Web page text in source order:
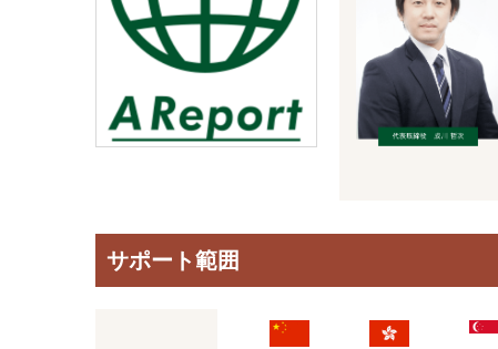
サポート範囲